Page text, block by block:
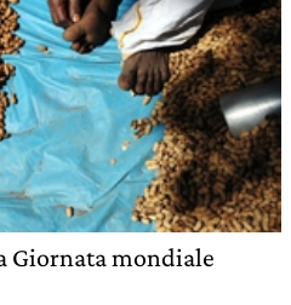
Giornata mondiale